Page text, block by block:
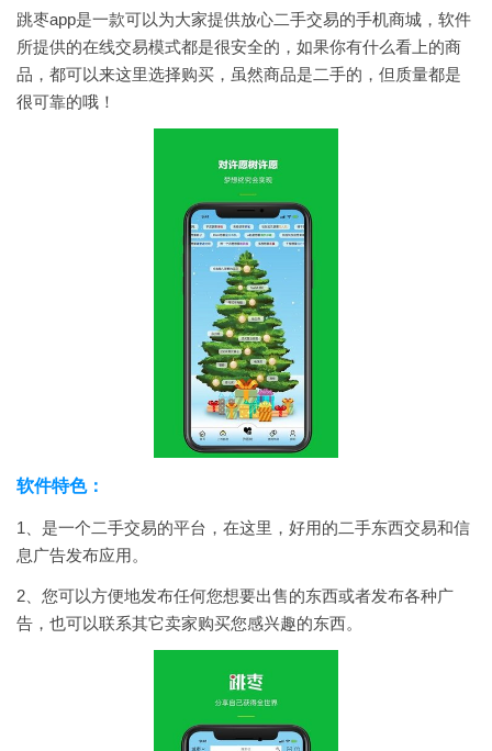
跳枣app是一款可以为大家提供放心二手交易的手机商城，软件
所提供的在线交易模式都是很安全的，如果你有什么看上的商
品，都可以来这里选择购买，虽然商品是二手的，但质量都是
很可靠的哦！
软件特色：
1、是一个二手交易的平台，在这里，好用的二手东西交易和信
息广告发布应用。
2、您可以方便地发布任何您想要出售的东西或者发布各种广
告，也可以联系其它卖家购买您感兴趣的东西。